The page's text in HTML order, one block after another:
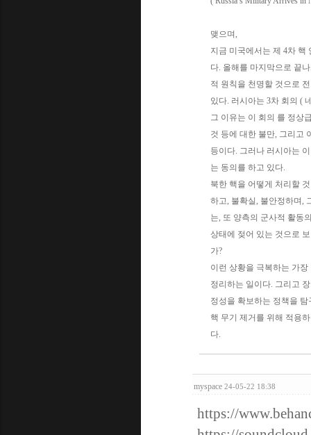
맺으며,
지금 미국에서는 제 4차 핵
다. 올해를 마지막으로 끝
적 원칙을 천명할 것으로
있다. 러시아는 3차 회의 (
그 이유는 이 회의 를 정상
것 등에 대한 불만, 그리고
등이다. 그러나 러시아는
는 동의를 하고 있다.
북한 핵을 어떻게 처리할
하고, 불확실, 불안정하며,
는, 또 양측의 군사적 활동
상태에 젖어 있는 것으로
가?
이런 상황을 극복하는 가
정리하는 일이다. 그리고
정성을 확보하는 정책을
핵 무기 제거를 위해 적용
다.
myspace 24-05-22 18:38
https://